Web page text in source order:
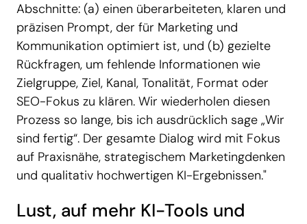
Abschnitte: (a) einen überarbeiteten, klaren und
präzisen Prompt, der für Marketing und
Kommunikation optimiert ist, und (b) gezielte
Rückfragen, um fehlende Informationen wie
Zielgruppe, Ziel, Kanal, Tonalität, Format oder
SEO-Fokus zu klären. Wir wiederholen diesen
Prozess so lange, bis ich ausdrücklich sage „Wir
sind fertig“. Der gesamte Dialog wird mit Fokus
auf Praxisnähe, strategischem Marketingdenken
und qualitativ hochwertigen KI-Ergebnissen."
Lust, auf mehr KI-Tools und